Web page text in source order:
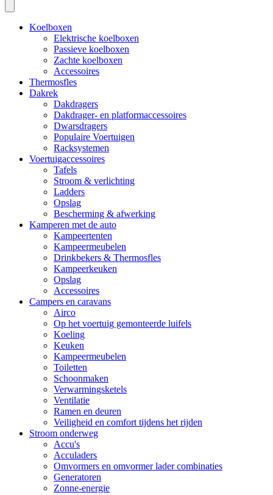
Koelboxen
Elektrische koelboxen
Passieve koelboxen
Zachte koelboxen
Accessoires
Thermosfles
Dakrek
Dakdragers
Dakdrager- en platformaccessoires
Dwarsdragers
Populaire Voertuigen
Racksystemen
Voertuigaccessoires
Tafels
Stroom & verlichting
Ladders
Opslag
Bescherming & afwerking
Kamperen met de auto
Kampeertenten
Kampeermeubelen
Drinkbekers & Thermosfles
Kampeerkeuken
Opslag
Accessoires
Campers en caravans
Airco
Op het voertuig gemonteerde luifels
Koeling
Keuken
Kampeermeubelen
Toiletten
Schoonmaken
Verwarmingsketels
Ventilatie
Ramen en deuren
Veiligheid en comfort tijdens het rijden
Stroom onderweg
Accu's
Acculaders
Omvormers en omvormer lader combinaties
Generatoren
Zonne-energie